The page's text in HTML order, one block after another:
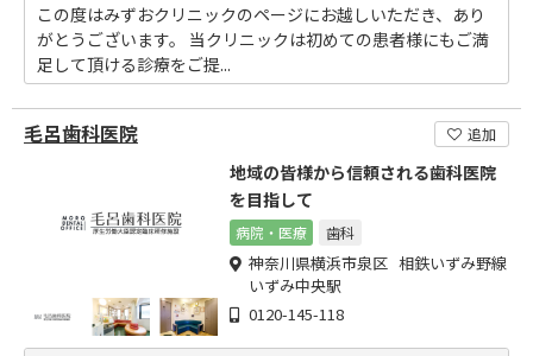
この度はみずおクリニックのページにお越しいただき、あり
がとうございます。 当クリニックは初めての患者様にもご満
足して頂ける診療をご提...
毛呂歯科医院 追加
地域の皆様から信頼される歯科医院
を目指して
病院・医療 歯科
神奈川県横浜市泉区 相鉄いずみ野線
いずみ中央駅
0120-145-118